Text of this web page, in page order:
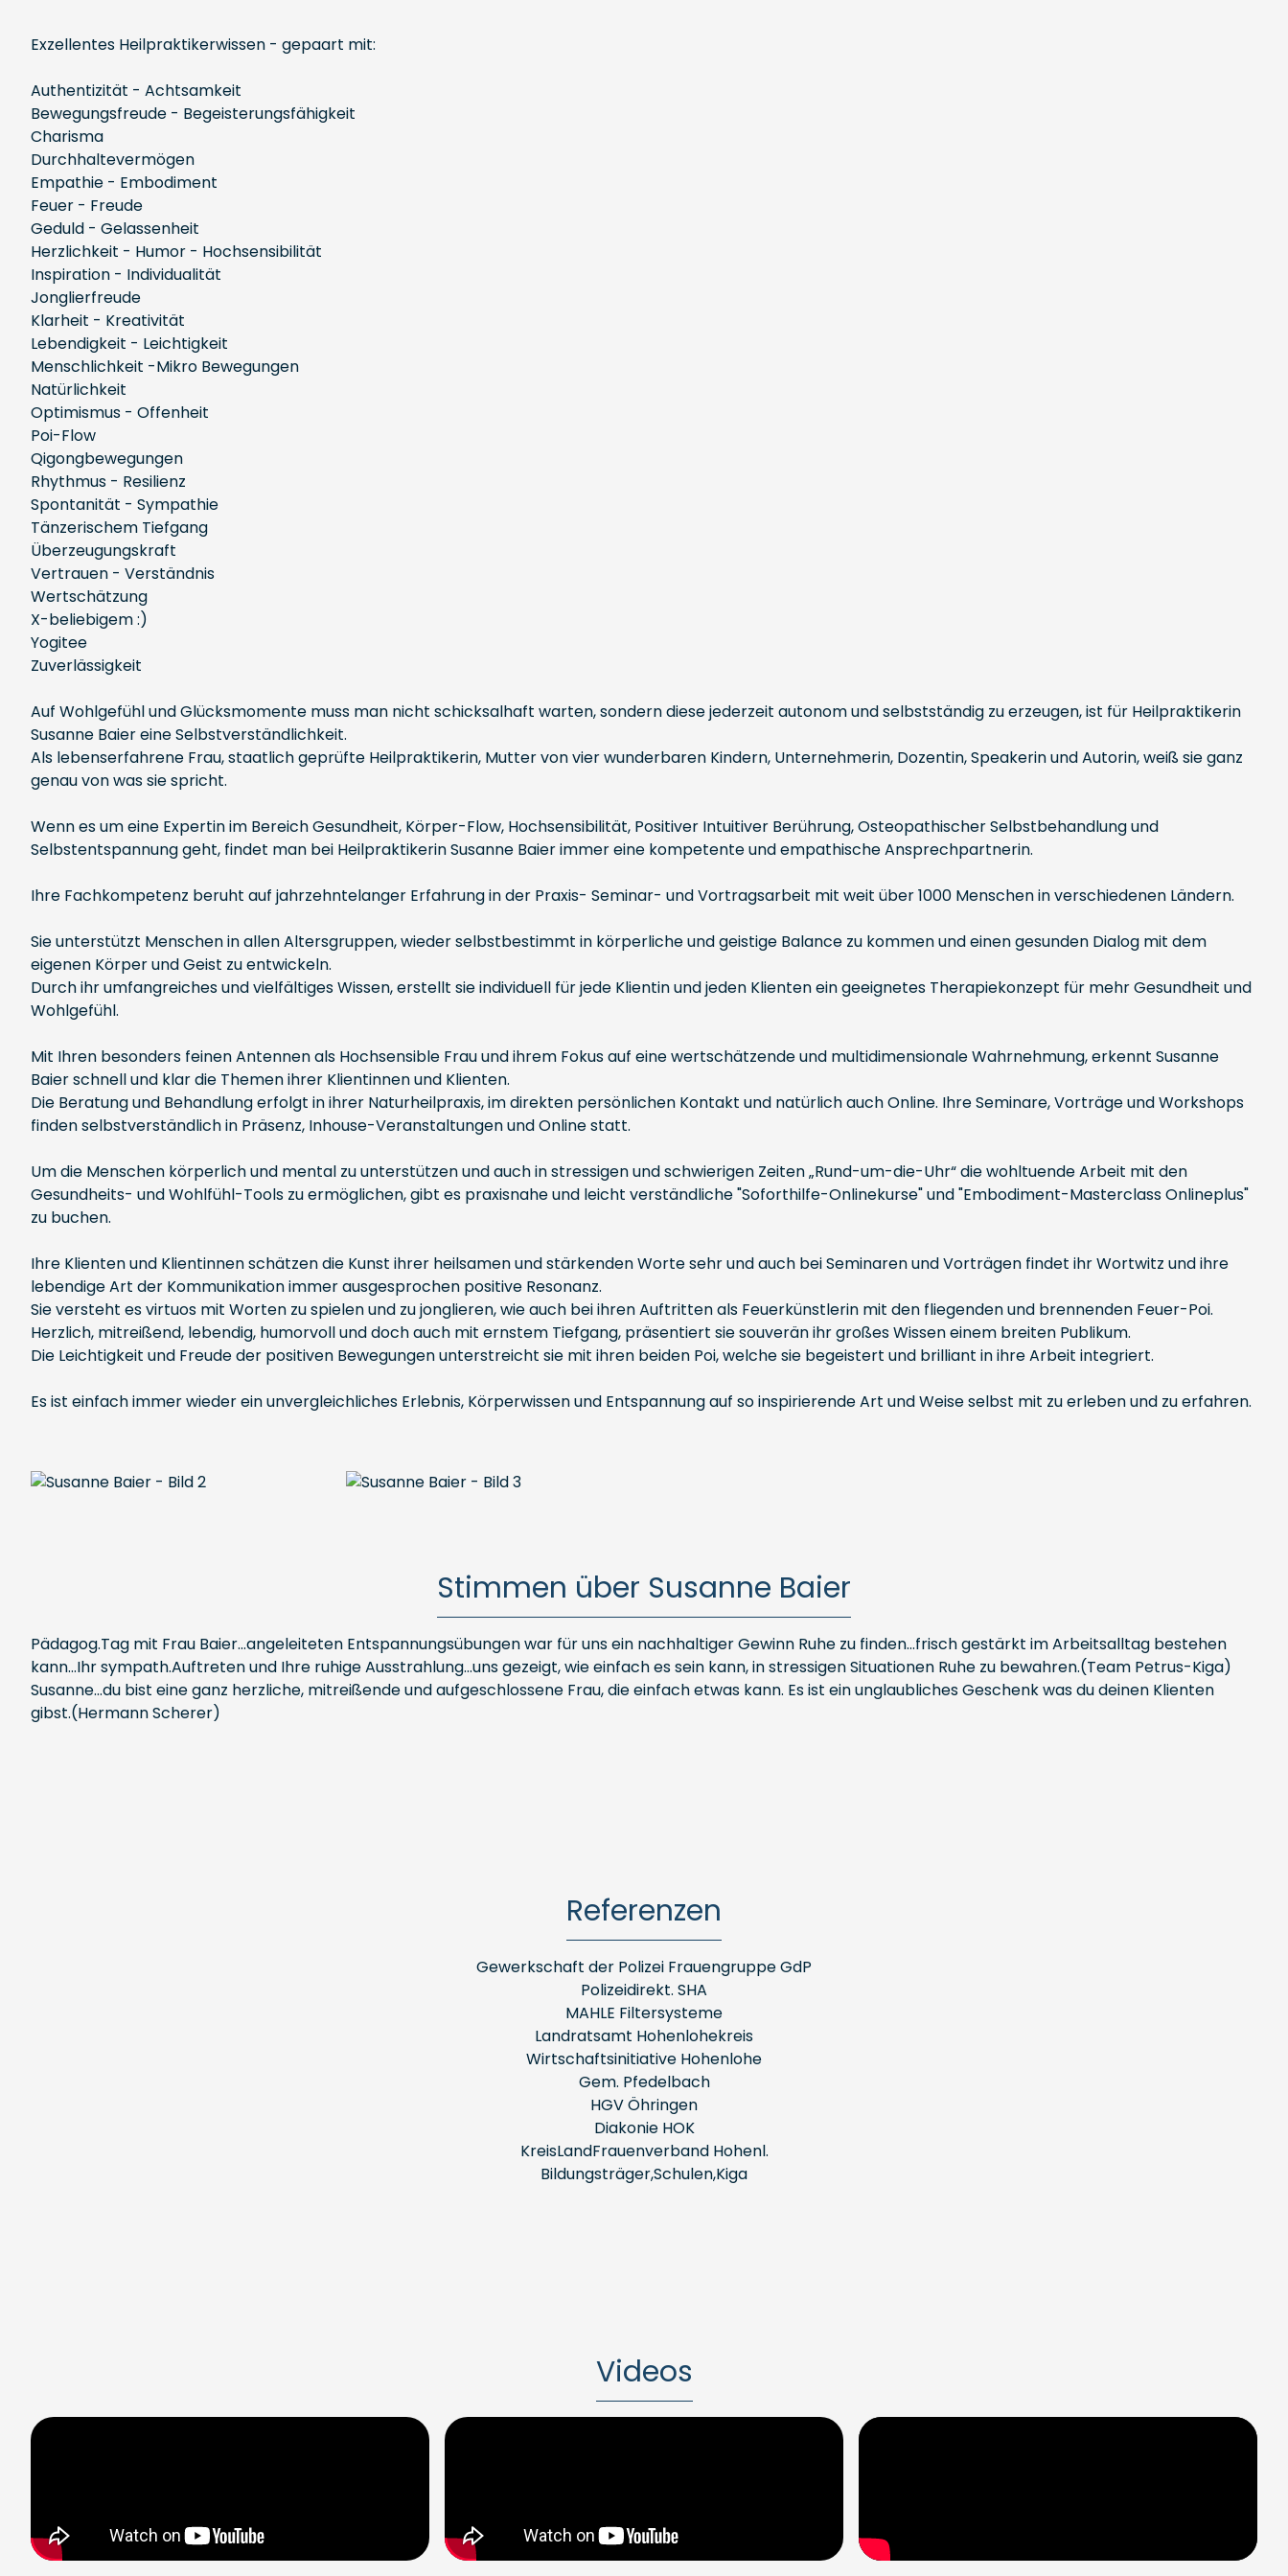
Exzellentes Heilpraktikerwissen - gepaart mit:
Authentizität - Achtsamkeit
Bewegungsfreude - Begeisterungsfähigkeit
Charisma
Durchhaltevermögen
Empathie - Embodiment
Feuer - Freude
Geduld - Gelassenheit
Herzlichkeit - Humor - Hochsensibilität
Inspiration - Individualität
Jonglierfreude
Klarheit - Kreativität
Lebendigkeit - Leichtigkeit
Menschlichkeit -Mikro Bewegungen
Natürlichkeit
Optimismus - Offenheit
Poi-Flow
Qigongbewegungen
Rhythmus - Resilienz
Spontanität - Sympathie
Tänzerischem Tiefgang
Überzeugungskraft
Vertrauen - Verständnis
Wertschätzung
X-beliebigem :)
Yogitee
Zuverlässigkeit
Auf Wohlgefühl und Glücksmomente muss man nicht schicksalhaft warten, sondern diese jederzeit autonom und selbstständig zu erzeugen, ist für Heilpraktikerin
Susanne Baier eine Selbstverständlichkeit.
Als lebenserfahrene Frau, staatlich geprüfte Heilpraktikerin, Mutter von vier wunderbaren Kindern, Unternehmerin, Dozentin, Speakerin und Autorin, weiß sie ganz
genau von was sie spricht.
Wenn es um eine Expertin im Bereich Gesundheit, Körper-Flow, Hochsensibilität, Positiver Intuitiver Berührung, Osteopathischer Selbstbehandlung und
Selbstentspannung geht, findet man bei Heilpraktikerin Susanne Baier immer eine kompetente und empathische Ansprechpartnerin.
Ihre Fachkompetenz beruht auf jahrzehntelanger Erfahrung in der Praxis- Seminar- und Vortragsarbeit mit weit über 1000 Menschen in verschiedenen Ländern.
Sie unterstützt Menschen in allen Altersgruppen, wieder selbstbestimmt in körperliche und geistige Balance zu kommen und einen gesunden Dialog mit dem
eigenen Körper und Geist zu entwickeln.
Durch ihr umfangreiches und vielfältiges Wissen, erstellt sie individuell für jede Klientin und jeden Klienten ein geeignetes Therapiekonzept für mehr Gesundheit und
Wohlgefühl.
Mit Ihren besonders feinen Antennen als Hochsensible Frau und ihrem Fokus auf eine wertschätzende und multidimensionale Wahrnehmung, erkennt Susanne
Baier schnell und klar die Themen ihrer Klientinnen und Klienten.
Die Beratung und Behandlung erfolgt in ihrer Naturheilpraxis, im direkten persönlichen Kontakt und natürlich auch Online. Ihre Seminare, Vorträge und Workshops
finden selbstverständlich in Präsenz, Inhouse-Veranstaltungen und Online statt.
Um die Menschen körperlich und mental zu unterstützen und auch in stressigen und schwierigen Zeiten „Rund-um-die-Uhr“ die wohltuende Arbeit mit den
Gesundheits- und Wohlfühl-Tools zu ermöglichen, gibt es praxisnahe und leicht verständliche "Soforthilfe-Onlinekurse" und "Embodiment-Masterclass Onlineplus"
zu buchen.
Ihre Klienten und Klientinnen schätzen die Kunst ihrer heilsamen und stärkenden Worte sehr und auch bei Seminaren und Vorträgen findet ihr Wortwitz und ihre
lebendige Art der Kommunikation immer ausgesprochen positive Resonanz.
Sie versteht es virtuos mit Worten zu spielen und zu jonglieren, wie auch bei ihren Auftritten als Feuerkünstlerin mit den fliegenden und brennenden Feuer-Poi.
Herzlich, mitreißend, lebendig, humorvoll und doch auch mit ernstem Tiefgang, präsentiert sie souverän ihr großes Wissen einem breiten Publikum.
Die Leichtigkeit und Freude der positiven Bewegungen unterstreicht sie mit ihren beiden Poi, welche sie begeistert und brilliant in ihre Arbeit integriert.
Es ist einfach immer wieder ein unvergleichliches Erlebnis, Körperwissen und Entspannung auf so inspirierende Art und Weise selbst mit zu erleben und zu erfahren.
Stimmen über Susanne Baier
Pädagog.Tag mit Frau Baier...angeleiteten Entspannungsübungen war für uns ein nachhaltiger Gewinn Ruhe zu finden...frisch gestärkt im Arbeitsalltag bestehen
kann...Ihr sympath.Auftreten und Ihre ruhige Ausstrahlung...uns gezeigt, wie einfach es sein kann, in stressigen Situationen Ruhe zu bewahren.(Team Petrus-Kiga)
Susanne...du bist eine ganz herzliche, mitreißende und aufgeschlossene Frau, die einfach etwas kann. Es ist ein unglaubliches Geschenk was du deinen Klienten
gibst.(Hermann Scherer)
Referenzen
Gewerkschaft der Polizei Frauengruppe GdP
Polizeidirekt. SHA
MAHLE Filtersysteme
Landratsamt Hohenlohekreis
Wirtschaftsinitiative Hohenlohe
Gem. Pfedelbach
HGV Öhringen
Diakonie HOK
KreisLandFrauenverband Hohenl.
Bildungsträger,Schulen,Kiga
Videos